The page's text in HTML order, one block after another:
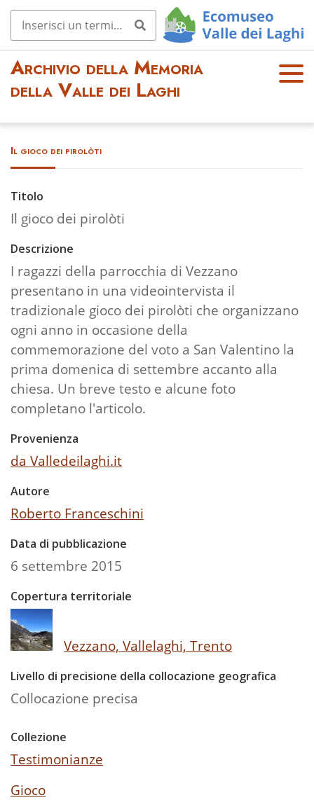
Archivio della Memoria
della Valle dei Laghi
OPE
Il gioco dei pirolòti
Titolo
Il gioco dei pirolòti
Descrizione
I ragazzi della parrocchia di Vezzano
presentano in una videointervista il
tradizionale gioco dei pirolòti che organizzano
ogni anno in occasione della
commemorazione del voto a San Valentino la
prima domenica di settembre accanto alla
chiesa. Un breve testo e alcune foto
completano l'articolo.
Provenienza
da Valledeilaghi.it
Autore
Roberto Franceschini
Data di pubblicazione
6 settembre 2015
Copertura territoriale
Vezzano, Vallelaghi, Trento
Livello di precisione della collocazione geografica
Collocazione precisa
Collezione
Testimonianze
Gioco